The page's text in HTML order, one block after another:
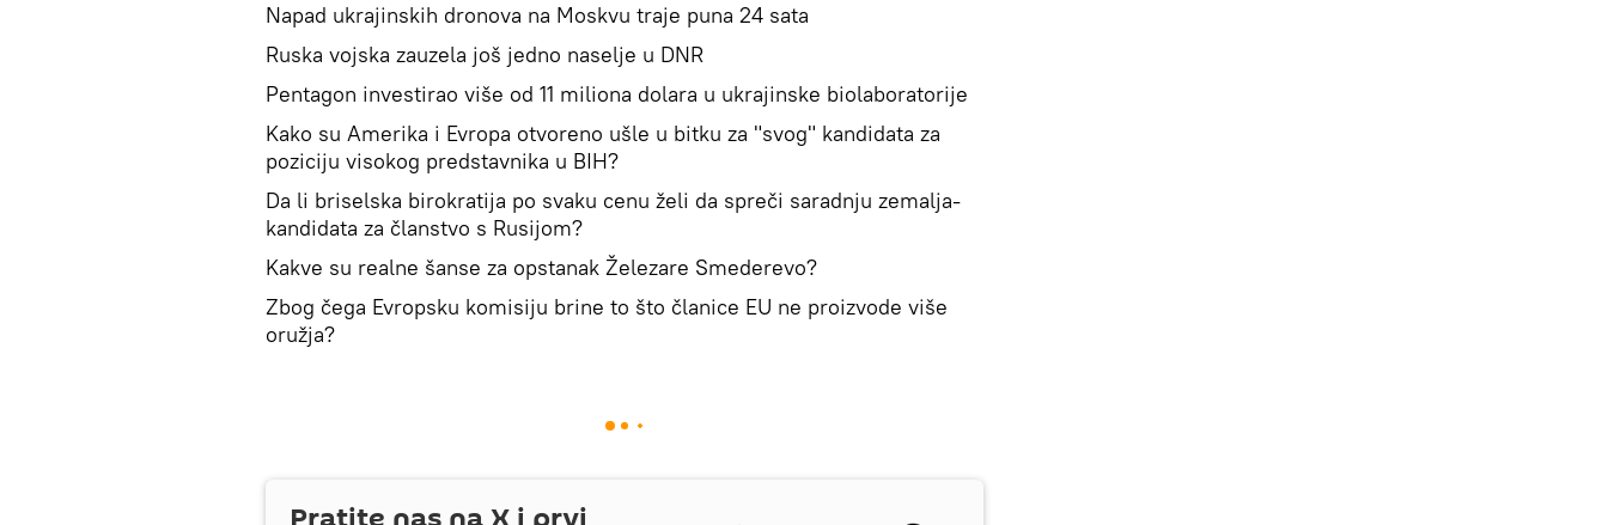
Napad ukrajinskih dronova na Moskvu traje puna 24 sata
Ruska vojska zauzela još jedno naselje u DNR
Pentagon investirao više od 11 miliona dolara u ukrajinske biolaboratorije
Kako su Amerika i Evropa otvoreno ušle u bitku za "svog" kandidata za
poziciju visokog predstavnika u BIH?
Da li briselska birokratija po svaku cenu želi da spreči saradnju zemalja-
kandidata za članstvo s Rusijom?
Kakve su realne šanse za opstanak Železare Smederevo?
Zbog čega Evropsku komisiju brine to što članice EU ne proizvode više
oružja?